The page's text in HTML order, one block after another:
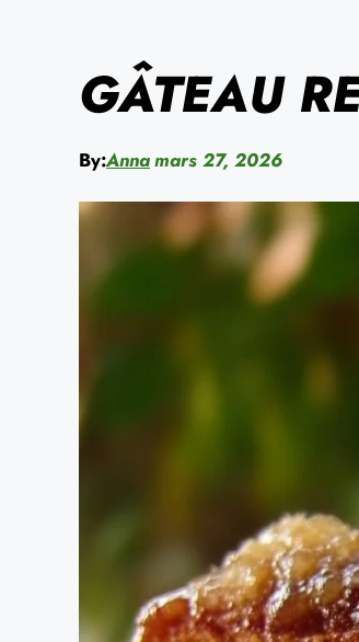
GÂTEAU
By:Annamars 27, 2026